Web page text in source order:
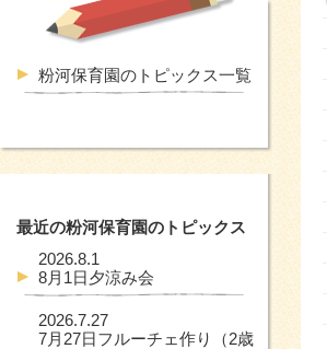
粉河保育園のトピックス一覧
最近の粉河保育園のトピックス
2026.8.1
8月1日夕涼み会
2026.7.27
7月27日フルーチェ作り（2歳